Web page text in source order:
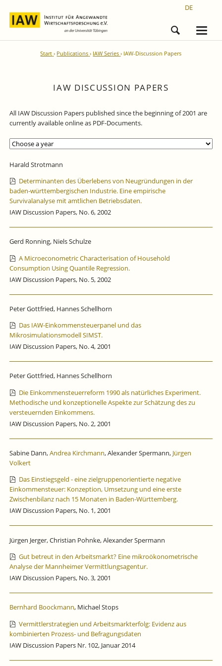
DE
Start Publications IAW Series IAW-Discussion Papers
IAW DISCUSSION PAPERS
All IAW Discussion Papers published since the beginning of 2001 are
currently available online as PDF-Documents.
Harald Strotmann
Determinanten des Überlebens von Neugründungen in der
baden-württembergischen Industrie. Eine empirische
Survivalanalyse mit amtlichen Betriebsdaten.
IAW Discussion Papers, No. 6, 2002
Gerd Ronning, Niels Schulze
A Microeconometric Characterisation of Household
Consumption Using Quantile Regression.
IAW Discussion Papers, No. 5, 2002
Peter Gottfried, Hannes Schellhorn
Das IAW-Einkommensteuerpanel und das
Mikrosimulationsmodell SIMST.
IAW Discussion Papers, No. 4, 2001
Peter Gottfried, Hannes Schellhorn
Die Einkommensteuerreform 1990 als natürliches Experiment.
Methodische und konzeptionelle Aspekte zur Schätzung des zu
versteuernden Einkommens.
IAW Discussion Papers, No. 2, 2001
Sabine Dann,Andrea Kirchmann, Alexander Spermann, Jürgen
Volkert
Das Einstiegsgeld - eine zielgruppenorientierte negative
Einkommensteuer: Konzeption, Umsetzung und eine erste
Zwischenbilanz nach 15 Monaten in Baden-Württemberg.
IAW Discussion Papers, No. 1, 2001
Jürgen Jerger, Christian Pohnke, Alexander Spermann
Gut betreut in den Arbeitsmarkt? Eine mikroökonometrische
Analyse der Mannheimer Vermittlungsagentur.
IAW Discussion Papers, No. 3, 2001
Bernhard Boockmann, Michael Stops
Vermittlerstrategien und Arbeitsmarkterfolg: Evidenz aus
kombinierten Prozess- und Befragungsdaten
IAW Discussion Papers Nr. 102, Januar 2014